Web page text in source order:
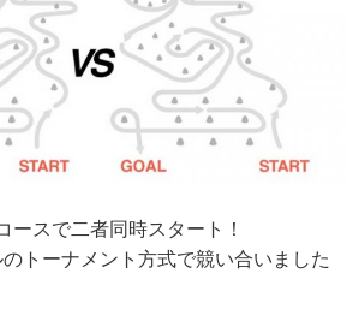
ースで二者同時スタート！
トーナメント方式で競い合いました